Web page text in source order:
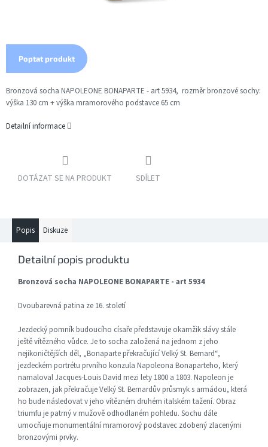
Poptat produkt
Bronzová socha NAPOLEONE BONAPARTE - art 5934, rozměr bronzové sochy:
výška 130 cm + výška mramorového podstavce 65 cm
Detailní informace
DOTÁZAT SE NA PRODUKT SDÍLET
Popis Diskuze
Detailní popis produktu
Bronzová socha NAPOLEONE BONAPARTE - art 5934
Dvoubarevná patina ze 16. století
Jezdecký pomník budoucího císaře představuje okamžik slávy stále
ještě vítězného vůdce. Je to socha založená na jednom z jeho
nejikoničtějších děl, „Bonaparte překračující Velký St. Bernard“,
jezdeckém portrétu prvního konzula Napoleona Bonaparteho, který
namaloval Jacques-Louis David mezi lety 1800 a 1803. Napoleon je
zobrazen, jak překračuje Velký St. Bernardův průsmyk s armádou, která
ho bude následovat v jeho vítězném druhém italském tažení. Obraz
triumfu je patrný v mužově odhodlaném pohledu. Sochu dále
umocňuje monumentální mramorový podstavec zdobený zlacenými
bronzovými prvky.